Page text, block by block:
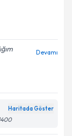
Devamı
Haritada Göster